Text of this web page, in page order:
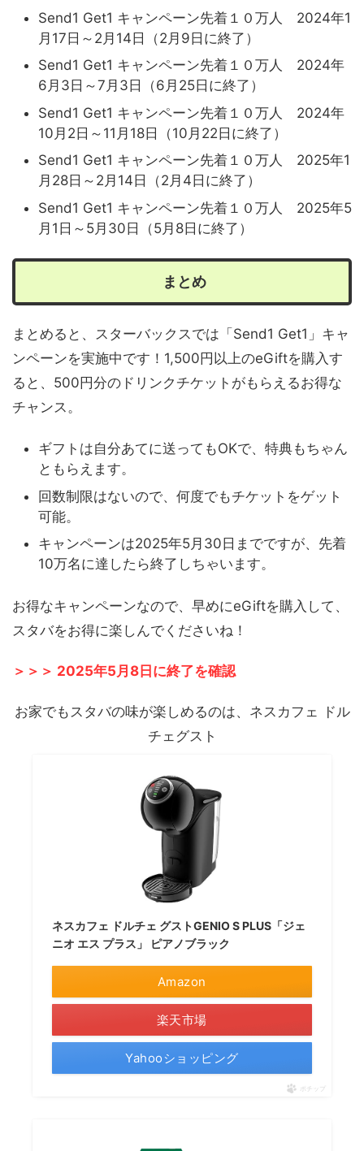
Send1 Get1 キャンペーン先着１０万人 2024年1
月17日～2月14日（2月9日に終了）
Send1 Get1 キャンペーン先着１０万人 2024年
6月3日～7月3日（6月25日に終了）
Send1 Get1 キャンペーン先着１０万人 2024年
10月2日～11月18日（10月22日に終了）
Send1 Get1 キャンペーン先着１０万人 2025年1
月28日～2月14日（2月4日に終了）
Send1 Get1 キャンペーン先着１０万人 2025年5
月1日～5月30日（5月8日に終了）
まとめ
まとめると、スターバックスでは「Send1 Get1」キャ
ンペーンを実施中です！1,500円以上のeGiftを購入す
ると、500円分のドリンクチケットがもらえるお得な
チャンス。
ギフトは自分あてに送ってもOKで、特典もちゃん
ともらえます。
回数制限はないので、何度でもチケットをゲット
可能。
キャンペーンは2025年5月30日までですが、先着
10万名に達したら終了しちゃいます。
お得なキャンペーンなので、早めにeGiftを購入して、
スタバをお得に楽しんでくださいね！
＞＞＞ 2025年5月8日に終了を確認
お家でもスタバの味が楽しめるのは、ネスカフェ ドル
チェグスト
ネスカフェ ドルチェ グストGENIO S PLUS「ジェ
ニオ エス プラス」 ピアノブラック
Amazon
楽天市場
Yahooショッピング
ポチップ